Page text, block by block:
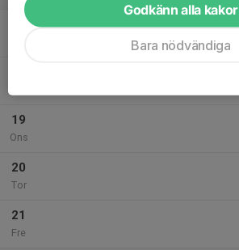
19
Ons
20
Tor
21
Fre
Godkänn alla kakor
Bara nödvändiga